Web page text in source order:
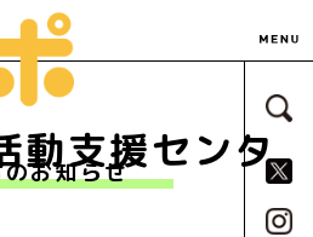
動支援センタ
サ
お知らせ